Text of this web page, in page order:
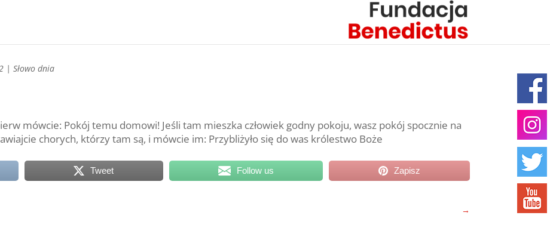
|Słowo dnia
mówcie: Pokój temu domowi! Jeśli tam mieszka człowiek godny pokoju, wasz pokój spocznie na
chorych, którzy tam są, i mówcie im: Przybliżyło się do was królestwo Boże
Tweet Follow us Zapisz
→